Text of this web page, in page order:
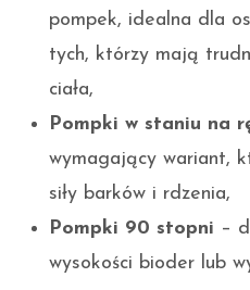
pompek, idealna dla
tych, którzy mają
ciała,
Pompki w staniu na
wymagający wariant,
siły barków i rdzenia,
Pompki 90 stopni –
wysokości bioder lub